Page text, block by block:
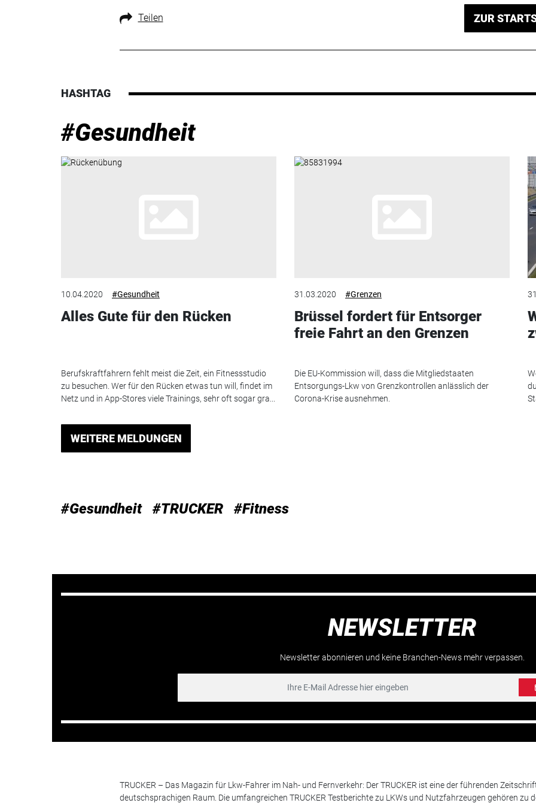
Teilen ZUR
HASHTAG
#Gesundheit
10.04.2020 #Gesundheit
Alles Gute für den Rücken
Berufskraftfahrern fehlt meist die Zeit, ein Fitnessstudio
zu besuchen. Wer für den Rücken etwas tun will, findet im
Netz und in App-Stores viele Trainings, sehr oft sogar gra...
31.03.2020 #Grenzen
Brüssel fordert für Entsorger
freie Fahrt an den Grenzen
Die EU-Kommission will, dass die Mitgliedstaaten
Entsorgungs-Lkw von Grenzkontrollen anlässlich der
Corona-Krise ausnehmen.
WEITERE MELDUNGEN
#Gesundheit #TRUCKER #Fitness
NEWSLETTER
Newsletter abonnieren und keine Branchen-News mehr verpassen.
TRUCKER – Das Magazin für Lkw-Fahrer im Nah- und Fernverkehr: Der TRUCKER ist eine der führenden
deutschsprachigen Raum. Die umfangreichen TRUCKER Testberichte zu LKWs und Nutzfahrzeugen gehören zu